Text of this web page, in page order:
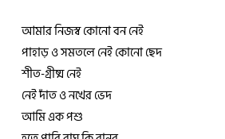
আমার নিজস্ব কোনো বন নেই
পাহাড় ও সমতলে নেই কোনো ছেদ
শীত-গ্রীষ্ম নেই
নেই দাঁত ও নখের ভেদ
আমি এক পশু